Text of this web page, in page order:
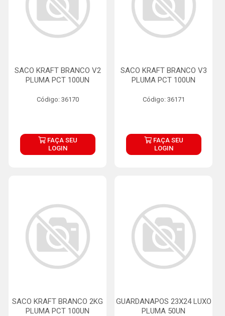
SACO KRAFT BRANCO V2
PLUMA PCT 100UN
Código: 36170
FAÇA SEU
LOGIN
SACO KRAFT BRANCO V3
PLUMA PCT 100UN
Código: 36171
FAÇA SEU
LOGIN
SACO KRAFT BRANCO 2KG
PLUMA PCT 100UN
GUARDANAPOS 23X24 LUXO
PLUMA 50UN